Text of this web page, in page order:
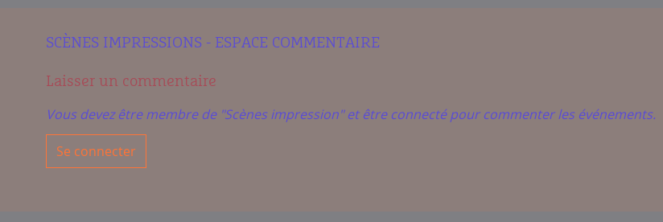
SCÈNES IMPRESSIONS - ESPACE COMMENTAIRE
Laisser un commentaire
Vous devez être membre de "Scènes impression" et être connecté pour commenter les événements.
Se connecter